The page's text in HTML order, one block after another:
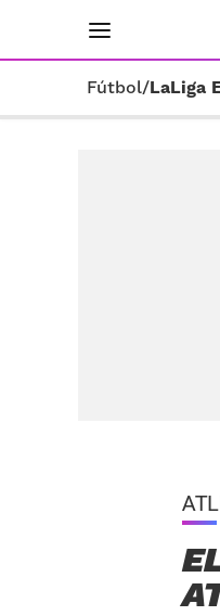
Fútbol/LaLiga